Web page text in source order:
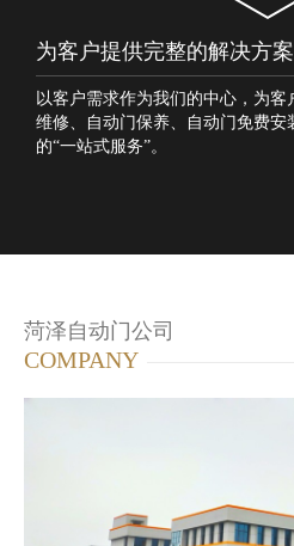
为客户提供完整的解决方案
以客户需求作为我们的中心，为客
维修、自动门保养、自动门免费安
的“一站式服务”。
菏泽自动门公司
COMPANY